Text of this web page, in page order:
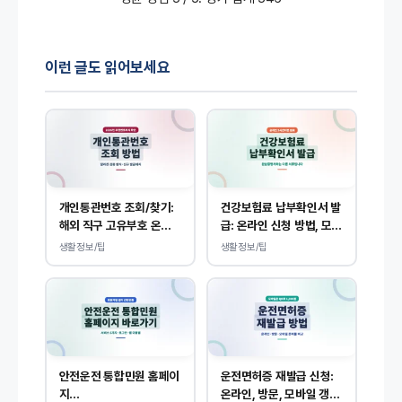
이런 글도 읽어보세요
개인통관번호 조회/찾기:
해외 직구 고유부호 온라
인 확인, 발급 방법
생활정보/팁
건강보험료 납부확인서 발
급: 온라인 신청 방법, 모바
일 내역 조회 안내
생활정보/팁
안전운전 통합민원 홈페이
지
운전면허증 재발급 신청:
온라인, 방문, 모바일 갱신